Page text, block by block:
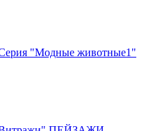
Серия "Модные животные1"